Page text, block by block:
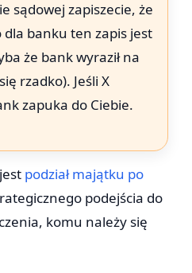
sądowej zapiszecie, że
dla banku ten zapis jest
że bank wyraził na
rzadko). Jeśli X
zapuka do Ciebie.
podział majątku po
podejścia do
komu należy się